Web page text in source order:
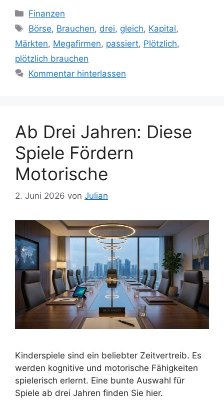
Kategorien
Finanzen
Schlagwörter
Börse, Brauchen, drei, gleich, Kapital,
Märkten, Megafirmen, passiert, Plötzlich,
plötzlich brauchen
Kommentar hinterlassen
Ab Drei Jahren: Diese
Spiele Fördern
Motorische
2. Juni 2026 von Julian
Kinderspiele sind ein beliebter Zeitvertreib. Es
werden kognitive und motorische Fähigkeiten
spielerisch erlernt. Eine bunte Auswahl für
Spiele ab drei Jahren finden Sie hier.